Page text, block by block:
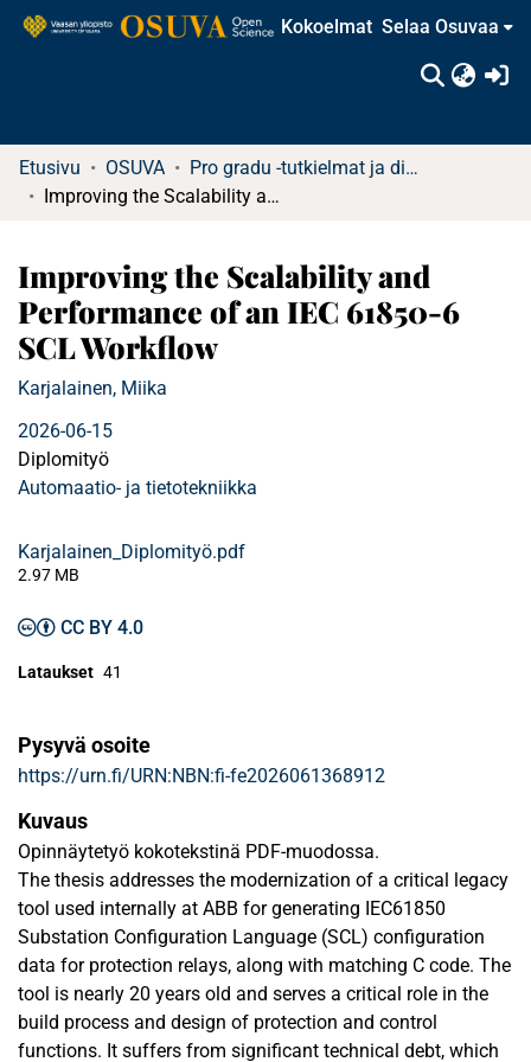
Kokoelmat Selaa Osuvaa
Etusivu OSUVA
Pro gradu -tutkielmat ja diplomityöt
Improving the Scalability and Performance of an IEC 61850-6 SCL Workflow
Improving the Scalability and
Performance of an IEC 61850-6
SCL Workflow
Karjalainen, Miika
2026-06-15
Diplomityö
Automaatio- ja tietotekniikka
Karjalainen_Diplomityö.pdf
2.97 MB
CC BY 4.0
Lataukset 41
Pysyvä osoite
https://urn.fi/URN:NBN:fi-fe2026061368912
Kuvaus
Opinnäytetyö kokotekstinä PDF-muodossa.
The thesis addresses the modernization of a critical legacy
tool used internally at ABB for generating IEC61850
Substation Configuration Language (SCL) configuration
data for protection relays, along with matching C code. The
tool is nearly 20 years old and serves a critical role in the
build process and design of protection and control
functions. It suffers from significant technical debt, which